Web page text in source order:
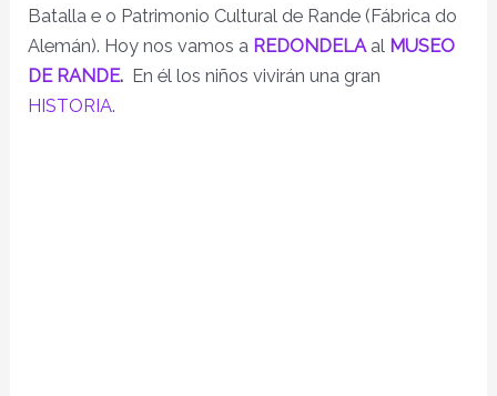
Batalla e o Patrimonio Cultural de Rande (Fábrica do
Alemán). Hoy nos vamos a REDONDELA al MUSEO
DE RANDE. En él los niños vivirán una gran
HISTORIA.